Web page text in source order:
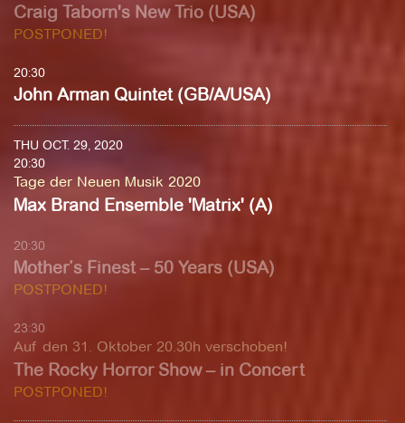
Craig Taborn's New Trio (USA)
POSTPONED!
20:30
John Arman Quintet (GB/A/USA)
THU OCT. 29, 2020
20:30
Tage der Neuen Musik 2020
Max Brand Ensemble 'Matrix' (A)
20:30
Mother’s Finest – 50 Years (USA)
POSTPONED!
23:30
Auf den 31. Oktober 20.30h verschoben!
The Rocky Horror Show – in Concert
POSTPONED!